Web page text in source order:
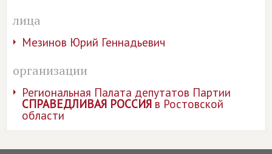
лица
Мезинов Юрий Геннадьевич
организации
Региональная Палата депутатов Партии
СПРАВЕДЛИВАЯ РОССИЯв Ростовской
области